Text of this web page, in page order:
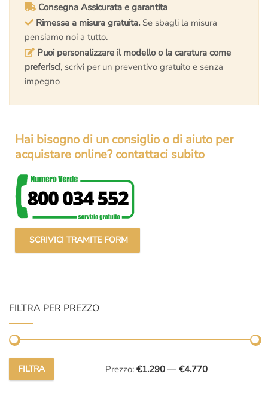
Consegna Assicurata e garantita
Rimessa a misura gratuita. Se sbagli la misura
pensiamo noi a tutto.
Puoi personalizzare il modello o la caratura come
preferisci, scrivi per un preventivo gratuito e senza
impegno
Hai bisogno di un consiglio o di aiuto per
acquistare online? contattaci subito
SCRIVICI TRAMITE FORM
FILTRA PER PREZZO
Prezzo
Prezzo
FILTRA Prezzo: €1.290 — €4.770